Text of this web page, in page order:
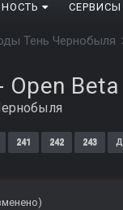
Тень Чернобыля
Open Beta
241 242 243